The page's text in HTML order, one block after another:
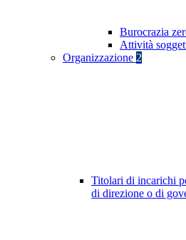
Burocrazia
Attività
Organizzazione 2
Titolari di incarichi
di direzione o di